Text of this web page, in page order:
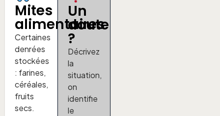
Mites
alimentaires
Certaines
denrées
stockées
: farines,
céréales,
fruits
secs.
Un
doute
?
Décrivez
la
situation,
on
identifie
le